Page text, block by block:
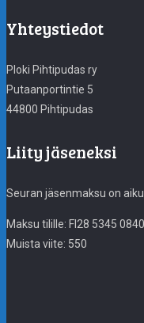
Yhteystiedot
Ploki Pihtipudas ry
Putaanportintie 5
44800 Pihtipudas
Liity jäseneksi
Seuran jäsenmaksu on
Maksu tilille: FI28 5345
Muista viite: 550